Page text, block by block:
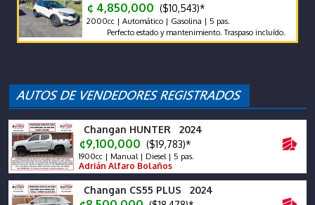
¢ 4,850,000 ($10,543)*
2000cc | Automático | Gasolina | 5 pas.
Perfecto estado y mantenimiento. Traspaso incluído.
Changan HUNTER 2024
¢9,100,000 ($19,783)*
1900cc | Manual | Diesel | 5 pas.
Adrián Alfaro Bolaños
Changan CS55 PLUS 2024